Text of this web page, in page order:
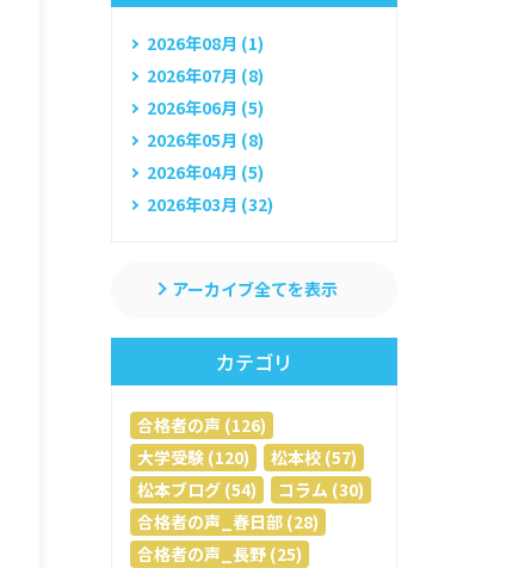
2026年08月 (1)
2026年07月 (8)
2026年06月 (5)
2026年05月 (8)
2026年04月 (5)
2026年03月 (32)
アーカイブ全てを表示
カテゴリ
合格者の声 (126)
大学受験 (120)
松本校 (57)
松本ブログ (54)
コラム (30)
合格者の声_春日部 (28)
合格者の声_長野 (25)